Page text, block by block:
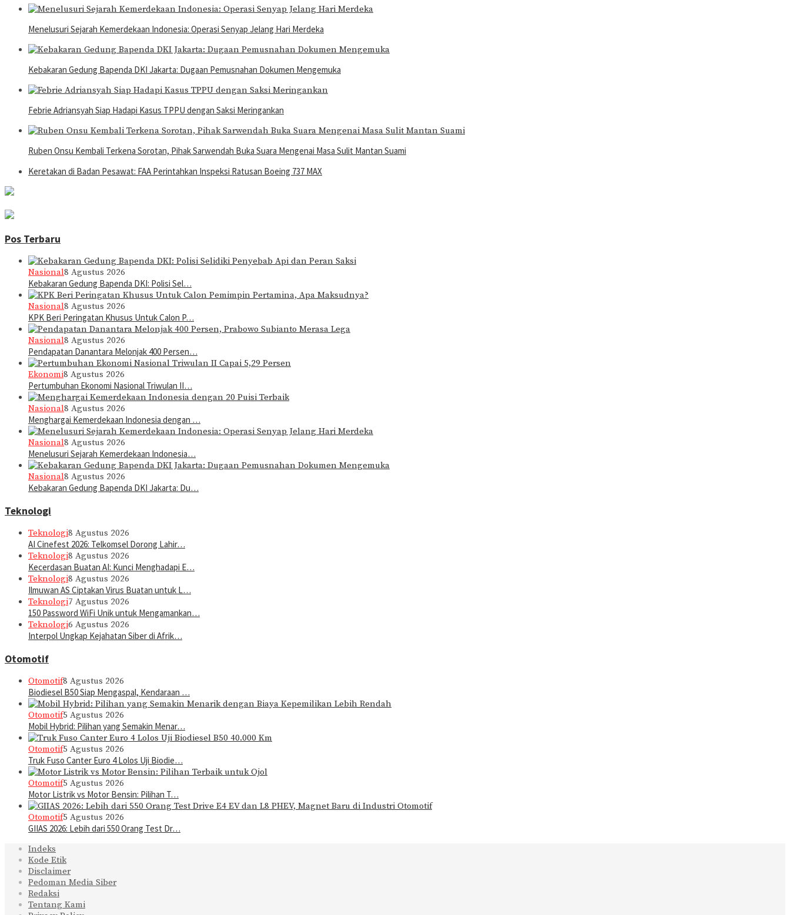
Menelusuri Sejarah Kemerdekaan Indonesia: Operasi Senyap Jelang Hari Merdeka
Kebakaran Gedung Bapenda DKI Jakarta: Dugaan Pemusnahan Dokumen Mengemuka
Febrie Adriansyah Siap Hadapi Kasus TPPU dengan Saksi Meringankan
Ruben Onsu Kembali Terkena Sorotan, Pihak Sarwendah Buka Suara Mengenai Masa Sulit Mantan Suami
Keretakan di Badan Pesawat: FAA Perintahkan Inspeksi Ratusan Boeing 737 MAX
Pos Terbaru
Nasional8 Agustus 2026
Kebakaran Gedung Bapenda DKI: Polisi Sel…
Nasional8 Agustus 2026
KPK Beri Peringatan Khusus Untuk Calon P…
Nasional8 Agustus 2026
Pendapatan Danantara Melonjak 400 Persen…
Ekonomi8 Agustus 2026
Pertumbuhan Ekonomi Nasional Triwulan II…
Nasional8 Agustus 2026
Menghargai Kemerdekaan Indonesia dengan …
Nasional8 Agustus 2026
Menelusuri Sejarah Kemerdekaan Indonesia…
Nasional8 Agustus 2026
Kebakaran Gedung Bapenda DKI Jakarta: Du…
Teknologi
Teknologi8 Agustus 2026
AI Cinefest 2026: Telkomsel Dorong Lahir…
Teknologi8 Agustus 2026
Kecerdasan Buatan AI: Kunci Menghadapi E…
Teknologi8 Agustus 2026
Ilmuwan AS Ciptakan Virus Buatan untuk L…
Teknologi7 Agustus 2026
150 Password WiFi Unik untuk Mengamankan…
Teknologi6 Agustus 2026
Interpol Ungkap Kejahatan Siber di Afrik…
Otomotif
Otomotif8 Agustus 2026
Biodiesel B50 Siap Mengaspal, Kendaraan …
Otomotif5 Agustus 2026
Mobil Hybrid: Pilihan yang Semakin Menar…
Otomotif5 Agustus 2026
Truk Fuso Canter Euro 4 Lolos Uji Biodie…
Otomotif5 Agustus 2026
Motor Listrik vs Motor Bensin: Pilihan T…
Otomotif5 Agustus 2026
GIIAS 2026: Lebih dari 550 Orang Test Dr…
Indeks
Kode Etik
Disclaimer
Pedoman Media Siber
Redaksi
Tentang Kami